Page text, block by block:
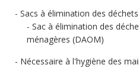
Sacs à élimination des
Sac à élimination des
ménagères (DAOM)
Nécessaire à l'hygiène des